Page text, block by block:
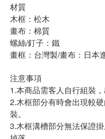
材質
木框：松木
畫布：棉質
螺絲/釘子：鐵
畫框：台灣製/畫布：日本
注意事項
1.本商品需客人自行組裝
2.木框部分有時會出現較
裝。
3.木框溝槽部分無法保證